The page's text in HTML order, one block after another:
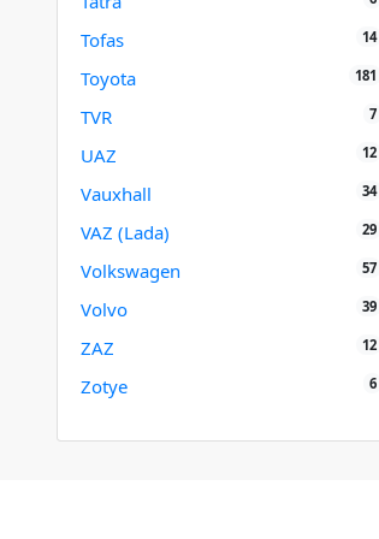
Tofas 14
Toyota 181
TVR 7
UAZ 12
Vauxhall 34
VAZ (Lada) 29
Volkswagen 57
Volvo 39
ZAZ 12
Zotye 6